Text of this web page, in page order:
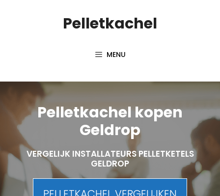
Pelletkachel
MENU
Pelletkachel kopen
Geldrop
VERGELIJK INSTALLATEURS PELLETKETELS
GELDROP